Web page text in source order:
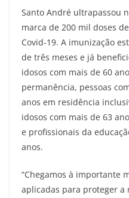
Santo André ultrapassou
marca de 200 mil doses
Covid-19. A imunização
de três meses e já
idosos com mais de 60
permanência, pessoas
anos em residência
idosos com mais de 63
e profissionais da
anos.
“Chegamos à importante
aplicadas para proteger a